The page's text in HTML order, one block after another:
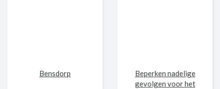
Bensdorp
Beperken nadelige
gevolgen voor het